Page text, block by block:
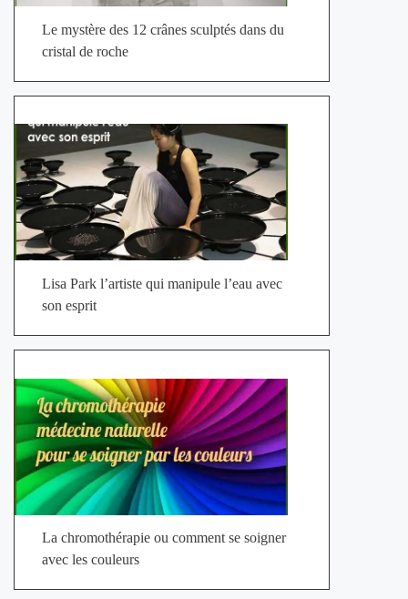
Le mystère des 12 crânes sculptés dans du
cristal de roche
Lisa Park l’artiste qui manipule l’eau avec
son esprit
La chromothérapie ou comment se soigner
avec les couleurs